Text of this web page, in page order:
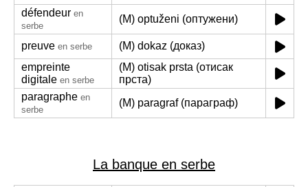
défendeur en
serbe
(M) optuženi (оптужени)
preuve en serbe
(M) dokaz (доказ)
empreinte
digitale en serbe
(M) otisak prsta (отисак
прста)
paragraphe en
serbe
(M) paragraf (параграф)
La banque en serbe